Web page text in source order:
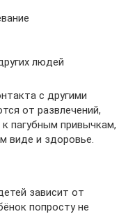
людей
с другими
от развлечений,
пагубным привычкам,
виде и здоровье.
зависит от
попросту не